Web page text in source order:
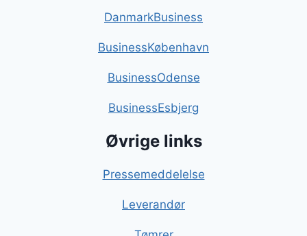
DanmarkBusiness
BusinessKøbenhavn
BusinessOdense
BusinessEsbjerg
Øvrige links
Pressemeddelelse
Leverandør